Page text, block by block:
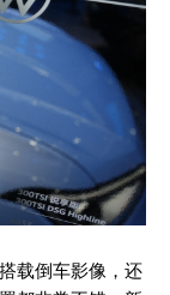
载倒车影像，还